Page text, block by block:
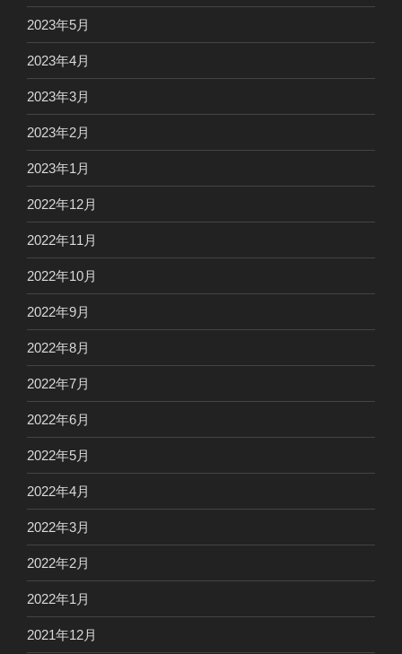
2023年5月
2023年4月
2023年3月
2023年2月
2023年1月
2022年12月
2022年11月
2022年10月
2022年9月
2022年8月
2022年7月
2022年6月
2022年5月
2022年4月
2022年3月
2022年2月
2022年1月
2021年12月